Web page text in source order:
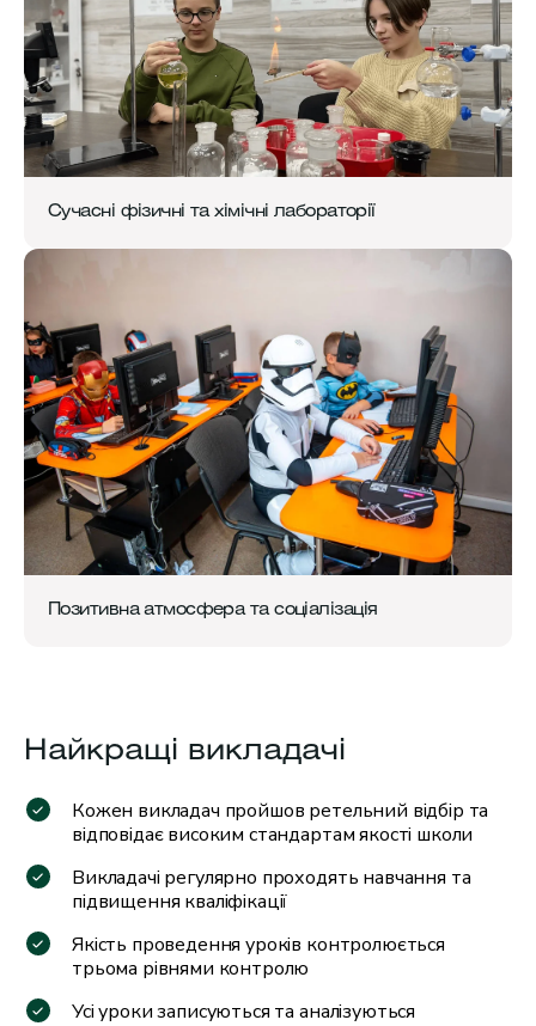
Сучасні фізичні та хімічні лабораторії
Позитивна атмосфера та соціалізація
Найкращі викладачі
Кожен викладач пройшов ретельний відбір та
відповідає високим стандартам якості школи
Викладачі регулярно проходять навчання та
підвищення кваліфікації
Якість проведення уроків контролюється
трьома рівнями контролю
Усі уроки записуються та аналізуються